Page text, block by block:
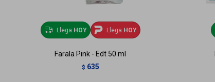
Llega HOY Llega HOY
Farala Pink - Edt 50 ml
$ 635